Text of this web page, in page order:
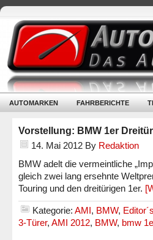
AUTOMARKEN FAHRBERICHTE
Vorstellung: BMW 1er
14. Mai 2012 By Redaktion
BMW adelt die vermeintliche
gleich zwei lang ersehnte
Touring und den dreitürigen 1er.
Kategorie: AMI, BMW,
3-Türer, AMI 2012, BMW, bmw